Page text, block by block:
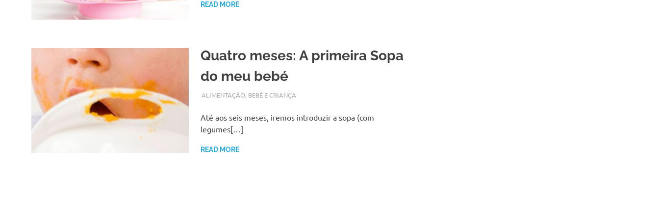
READ MORE
Quatro meses: A primeira Sopa
do meu bebé
SETEMBRO 19, 2017
ADMIN
ALIMENTAÇÃO, BEBÉ E CRIANÇA
Até aos seis meses, iremos introduzir a sopa (com
legumes[…]
READ MORE